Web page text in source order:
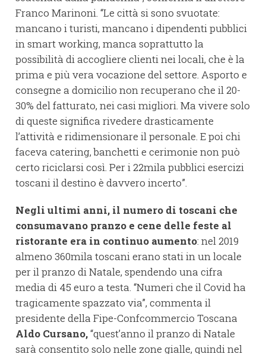
Franco Marinoni. “Le città si sono svuotate:
mancano i turisti, mancano i dipendenti pubblici
in smart working, manca soprattutto la
possibilità di accogliere clienti nei locali, che è la
prima e più vera vocazione del settore. Asporto e
consegne a domicilio non recuperano che il 20-
30% del fatturato, nei casi migliori. Ma vivere solo
di queste significa rivedere drasticamente
l’attività e ridimensionare il personale. E poi chi
faceva catering, banchetti e cerimonie non può
certo riciclarsi così. Per i 22mila pubblici esercizi
toscani il destino è davvero incerto”.
Negli ultimi anni, il numero di toscani che
consumavano pranzo e cene delle feste al
ristorante era in continuo aumento: nel 2019
almeno 360mila toscani erano stati in un locale
per il pranzo di Natale, spendendo una cifra
media di 45 euro a testa. “Numeri che il Covid ha
tragicamente spazzato via”, commenta il
presidente della Fipe-Confcommercio Toscana
Aldo Cursano,“quest’anno il pranzo di Natale
sarà consentito solo nelle zone gialle, quindi nel